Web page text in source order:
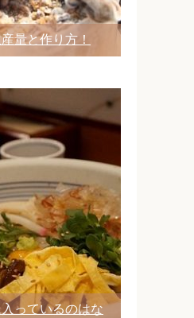
量と作り方！
っているのはな